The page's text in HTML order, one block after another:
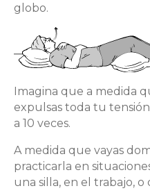
globo.
Imagina que a medida
expulsas toda tu
a 10 veces.
A medida que vayas
practicarla en
una silla, en el trabajo,